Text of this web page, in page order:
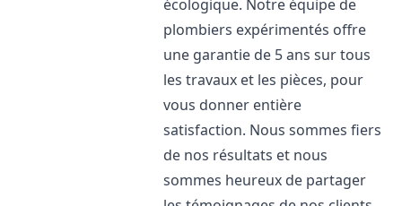
écologique. Notre équipe de
plombiers expérimentés offre
une garantie de 5 ans sur tous
les travaux et les pièces, pour
vous donner entière
satisfaction. Nous sommes fiers
de nos résultats et nous
sommes heureux de partager